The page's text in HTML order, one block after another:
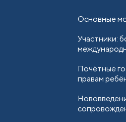
Основные
Участники:
Почётные
правам